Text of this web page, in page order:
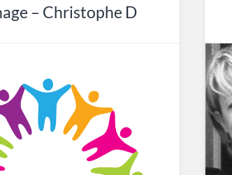
– Christophe D